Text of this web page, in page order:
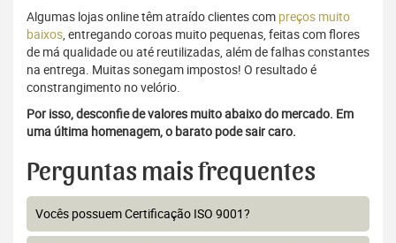
Algumas lojas online têm atraído clientes com preços muito
baixos, entregando coroas muito pequenas, feitas com flores
de má qualidade ou até reutilizadas, além de falhas constantes
na entrega. Muitas sonegam impostos! O resultado é
constrangimento no velório.
Por isso, desconfie de valores muito abaixo do mercado. Em
uma última homenagem, o barato pode sair caro.
Perguntas mais frequentes
Vocês possuem Certificação ISO 9001?